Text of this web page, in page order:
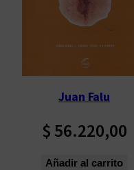
Juan Falu
$56.220,00
Añadir al carrito